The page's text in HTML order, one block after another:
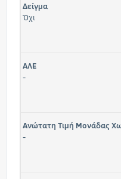
Δείγμα
Όχι
ΑΛΕ
-
Ανώτατη Τιμή Μονάδας
-